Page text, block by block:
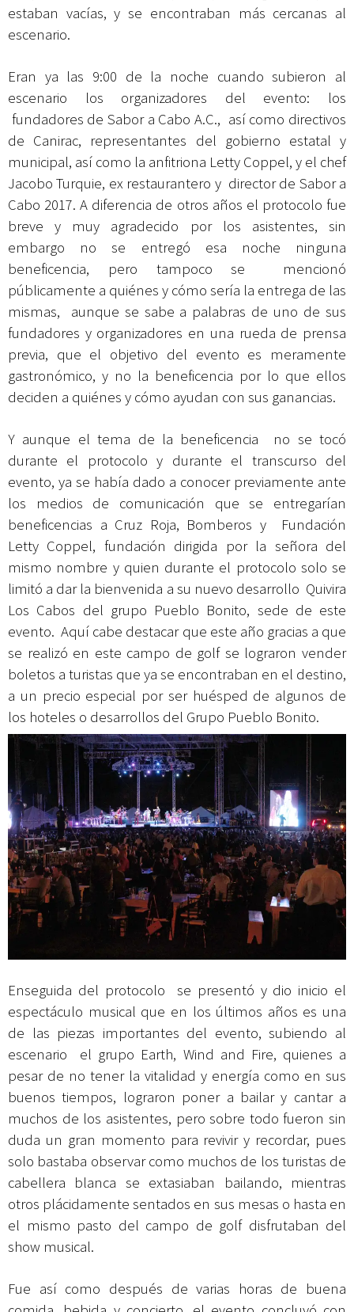
estaban vacías, y se encontraban más cercanas al
escenario.
Eran ya las 9:00 de la noche cuando subieron al
escenario los organizadores del evento: los
fundadores de Sabor a Cabo A.C., así como directivos
de Canirac, representantes del gobierno estatal y
municipal, así como la anfitriona Letty Coppel, y el chef
Jacobo Turquie, ex restaurantero y director de Sabor a
Cabo 2017. A diferencia de otros años el protocolo fue
breve y muy agradecido por los asistentes, sin
embargo no se entregó esa noche ninguna
beneficencia, pero tampoco se mencionó
públicamente a quiénes y cómo sería la entrega de las
mismas, aunque se sabe a palabras de uno de sus
fundadores y organizadores en una rueda de prensa
previa, que el objetivo del evento es meramente
gastronómico, y no la beneficencia por lo que ellos
deciden a quiénes y cómo ayudan con sus ganancias.
Y aunque el tema de la beneficencia no se tocó
durante el protocolo y durante el transcurso del
evento, ya se había dado a conocer previamente ante
los medios de comunicación que se entregarían
beneficencias a Cruz Roja, Bomberos y Fundación
Letty Coppel, fundación dirigida por la señora del
mismo nombre y quien durante el protocolo solo se
limitó a dar la bienvenida a su nuevo desarrollo Quivira
Los Cabos del grupo Pueblo Bonito, sede de este
evento. Aquí cabe destacar que este año gracias a que
se realizó en este campo de golf se lograron vender
boletos a turistas que ya se encontraban en el destino,
a un precio especial por ser huésped de algunos de
los hoteles o desarrollos del Grupo Pueblo Bonito.
Enseguida del protocolo se presentó y dio inicio el
espectáculo musical que en los últimos años es una
de las piezas importantes del evento, subiendo al
escenario el grupo Earth, Wind and Fire, quienes a
pesar de no tener la vitalidad y energía como en sus
buenos tiempos, lograron poner a bailar y cantar a
muchos de los asistentes, pero sobre todo fueron sin
duda un gran momento para revivir y recordar, pues
solo bastaba observar como muchos de los turistas de
cabellera blanca se extasiaban bailando, mientras
otros plácidamente sentados en sus mesas o hasta en
el mismo pasto del campo de golf disfrutaban del
show musical.
Fue así como después de varias horas de buena